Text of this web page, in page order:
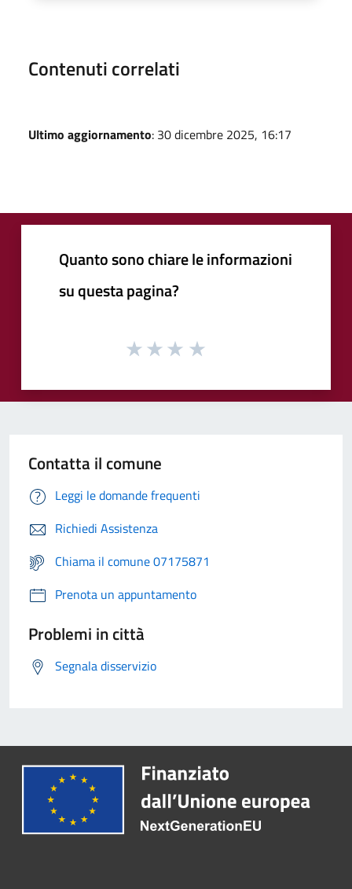
Contenuti correlati
Ultimo aggiornamento: 30 dicembre 2025, 16:17
Quanto sono chiare le informazioni
su questa pagina?
Contatta il comune
Leggi le domande frequenti
Richiedi Assistenza
Chiama il comune 07175871
Prenota un appuntamento
Problemi in città
Segnala disservizio